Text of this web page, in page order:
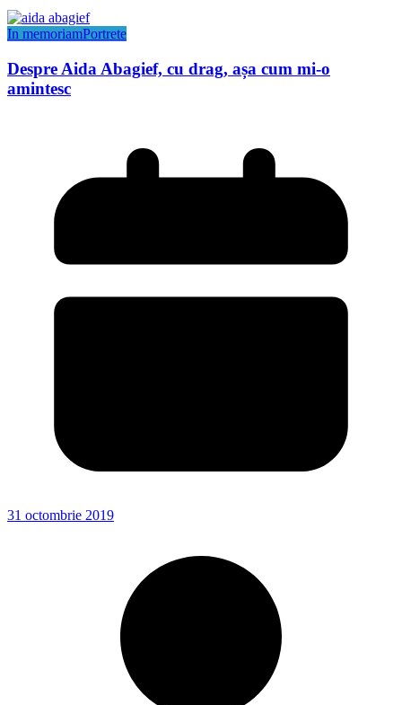
In memoriamPortrete
Despre Aida Abagief, cu drag, așa cum mi-o
amintesc
31 octombrie 2019